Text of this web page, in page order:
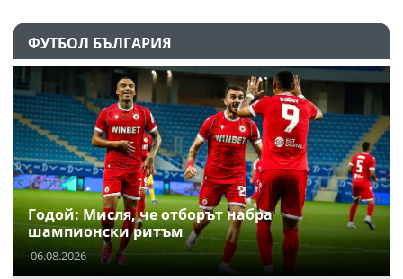
ФУТБОЛ БЪЛГАРИЯ
Годой: Мисля, че отборът набра
шампионски ритъм
06.08.2026